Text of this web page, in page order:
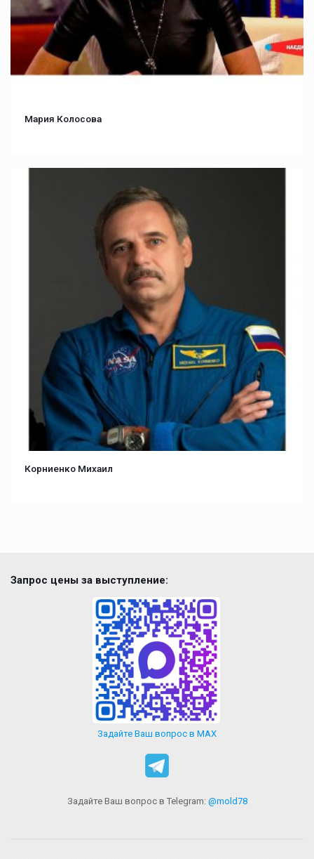
Мария Колосова
Корниенко Михаил
Запрос цены за выступление:
Задайте Ваш вопрос в MAX
Задайте Ваш вопрос в Telegram: @mold78